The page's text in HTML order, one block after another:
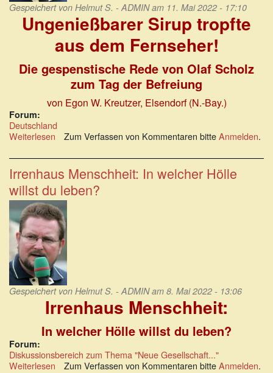
Gespeichert von Helmut S. - ADMINam 11. Mai 2022 - 17:10
Ungenießbarer Sirup tropfte
aus dem Fernseher!
Die gespenstische Rede von Olaf Scholz
zum Tag der Befreiung
von Egon W. Kreutzer, Elsendorf (N.-Bay.)
Forum:
Deutschland
Weiterlesen über
Sirup
tropfte
aus
dem
Fernseher!
Zum Verfassen von Kommentaren bitteAnmelden.
Irrenhaus Menschheit: In welcher Hölle
willst du leben?
Gespeichert von Helmut S. - ADMINam 8. Mai 2022 - 13:06
Irrenhaus Menschheit:
In welcher Hölle willst du leben?
Forum:
Diskussionsbereich zum Thema "Neue Gesellschaft..."
Weiterlesen über
Zum Verfassen von Kommentaren bitteAnmelden.